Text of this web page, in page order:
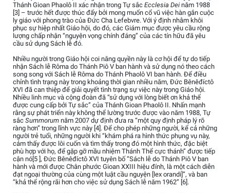
Thánh Gioan Phaolô II xác nhận trong Tự sắc Ecclesia Dei năm 1988
[3] – trước hết được thúc đẩy bởi mong muốn cổ vũ việc hàn gắn cuộc
ly giáo với phong trào của Đức Cha Lefebvre. Với ý định nhằm khôi
phục sự hiệp nhất Giáo hội, do đó, các Giám mục được yêu cầu rộng
lượng chấp nhận “nguyện vọng chính đáng” của các tín hữu đã yêu
cầu sử dụng Sách lễ đó.
Nhiều người trong Giáo hội coi năng quyền này là cơ hội để tự do tiếp
nhận Sách lễ Rôma do Thánh Piô V ban hành và sử dụng nó theo cách
song song với Sách lễ Rôma do Thánh Phaolô VI ban hành. Để điều
chỉnh tình trạng này trong khoảng thời gian nhiều năm, Đức Bênêđíctô
XVI đã can thiệp để giải quyết tình trạng sự việc này trong Giáo hội.
Nhiều linh mục và cộng đoàn đã “sử dụng với lòng biết ơn khả thể
được cung cấp bởi Tự sắc” của Thánh Gioan Phaolô II. Nhấn mạnh
rằng sự phát triển này không thể lường trước được vào năm 1988, Tự
sắc Summorum năm 2007 dự định đưa ra “một quy định pháp lý rõ
ràng hơn” trong lĩnh vực này [4]. Để cho phép những người, kể cả những
người trẻ tuổi, những người khi “khám phá ra hình thức phụng vụ này,
cảm thấy được lôi cuốn và tìm thấy trong đó một hình thức, đặc biệt
phù hợp với họ, để gặp gỡ mầu nhiệm Thánh Thể cực thánh” được tiếp
cận nó[5 ], Đức Bênêđíctô XVI tuyên bố “Sách lễ do Thánh Piô V ban
hành và mới được Chân phước Gioan XXIII hiệu đính, là một cách diễn
đạt ngoại thường của cùng một luật cầu nguyện [lex orandi]”, và ban
“khả thể rộng rãi hơn cho việc sử dụng Sách lễ năm 1962” [6].